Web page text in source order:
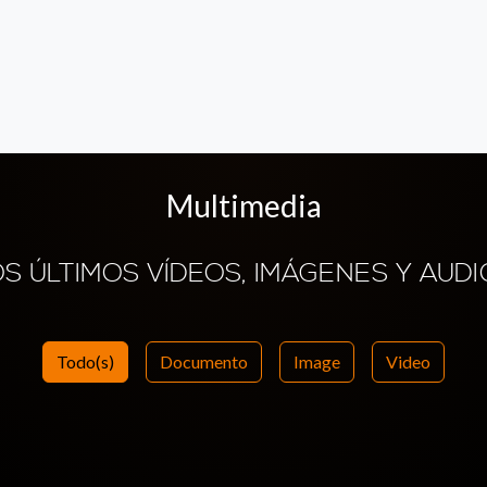
Multimedia
ÚLTIMOS VÍDEOS, IMÁGENES Y
Todo(s) Documento Image Video